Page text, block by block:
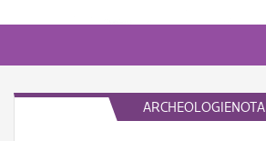
ARCHEOLOGIENOTA